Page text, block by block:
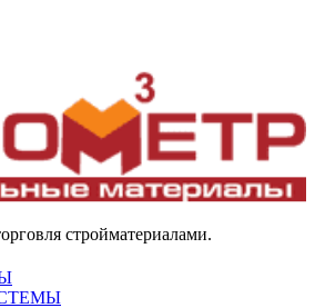
стройматериалами.